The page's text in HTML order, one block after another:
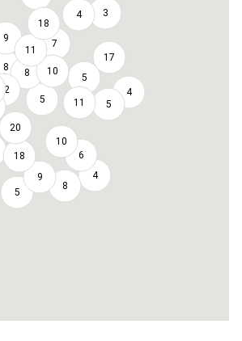
9
8
18
11
12
8
20
7
10
4
5
18
3
5
5
11
10
9
17
5
8
6
4
4